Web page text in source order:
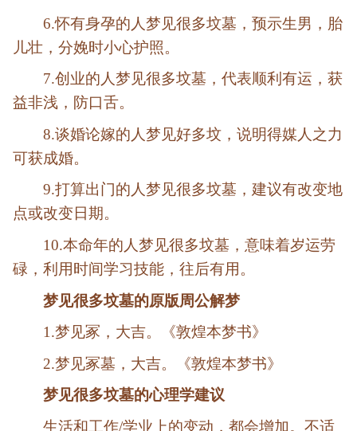
6.怀有身孕的人梦见很多坟墓，预示生男，胎
儿壮，分娩时小心护照。
7.创业的人梦见很多坟墓，代表顺利有运，获
益非浅，防口舌。
8.谈婚论嫁的人梦见好多坟，说明得媒人之力
可获成婚。
9.打算出门的人梦见很多坟墓，建议有改变地
点或改变日期。
10.本命年的人梦见很多坟墓，意味着岁运劳
碌，利用时间学习技能，往后有用。
梦见很多坟墓的原版周公解梦
1.梦见冢，大吉。《敦煌本梦书》
2.梦见冢墓，大吉。《敦煌本梦书》
梦见很多坟墓的心理学建议
生活和工作/学业上的变动，都会增加。不适